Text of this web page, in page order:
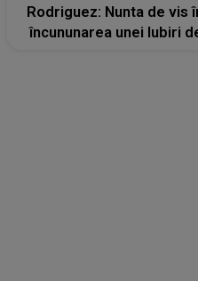
Rodriguez: Nunta de vis
încununarea unei Iubiri